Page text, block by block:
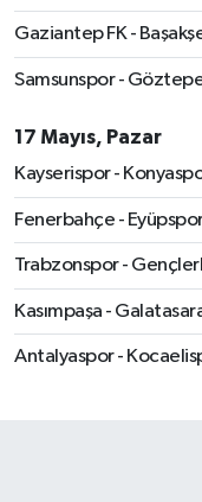
Gaziantep FK -
Samsunspor -
17 Mayıs, Pazar
Kayserispor -
Fenerbahçe -
Trabzonspor -
Kasımpaşa -
Antalyaspor -